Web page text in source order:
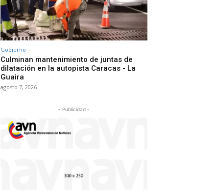
Gobierno
Culminan mantenimiento de juntas de
dilatación en la autopista Caracas - La
Guaira
agosto 7, 2026
- Publicidad -